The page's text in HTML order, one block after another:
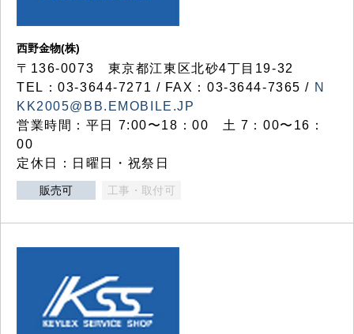
西野金物(株)
〒136-0073 東京都江東区北砂4丁目19-32
TEL：03‐3644‐7271 / FAX：03-3644-7365 / N
KK2005@BB.EMOBILE.JP
営業時間：平日 7:00〜18：00 土 7：00〜16：
00
定休日：日曜日・祝祭日
販売可 工事・取付可